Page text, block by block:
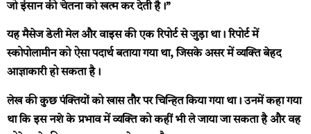
जो इंसान की चेतना को खत्म कर देती है।”
यह मैसेज डेली मेल और वाइस की एक रिपोर्ट से जुड़ा था। रिपोर्ट में
स्कोपोलामीन को ऐसा पदार्थ बताया गया था, जिसके असर में व्यक्ति बेहद
आज्ञाकारी हो सकता है।
लेख की कुछ पंक्तियों को खास तौर पर चिन्हित किया गया था। उनमें कहा गया
था कि इस नशे के प्रभाव में व्यक्ति को कहीं भी ले जाया जा सकता है और वह